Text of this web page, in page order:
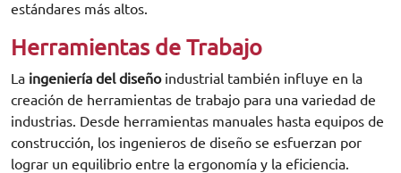
estándares más altos.
Herramientas de Trabajo
La ingeniería del diseñoindustrial también influye en la
creación de herramientas de trabajo para una variedad de
industrias. Desde herramientas manuales hasta equipos de
construcción, los ingenieros de diseño se esfuerzan por
lograr un equilibrio entre la ergonomía y la eficiencia.